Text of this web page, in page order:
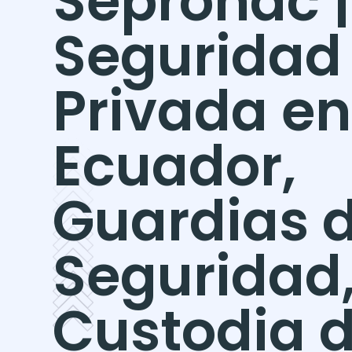
Seguridad
Privada en
Ecuador,
Guardias
Custodia